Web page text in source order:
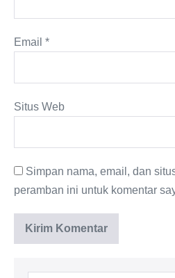
Email *
Situs Web
Simpan nama, email, dan
peramban ini untuk komentar